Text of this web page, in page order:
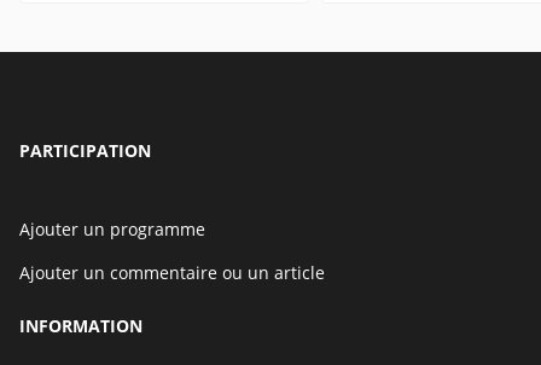
PARTICIPATION
Ajouter un programme
Ajouter un commentaire ou un article
INFORMATION